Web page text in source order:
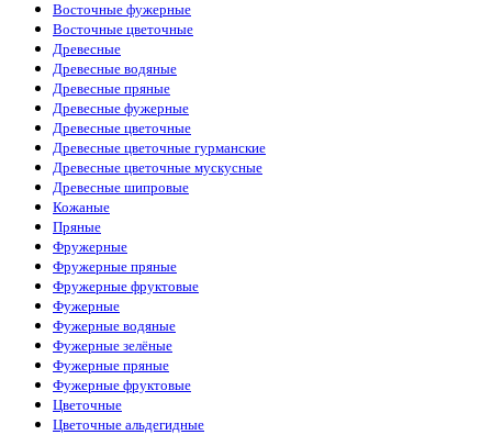
Восточные фужерные
Восточные цветочные
Древесные
Древесные водяные
Древесные пряные
Древесные фужерные
Древесные цветочные
Древесные цветочные гурманские
Древесные цветочные мускусные
Древесные шипровые
Кожаные
Пряные
Фружерные
Фружерные пряные
Фружерные фруктовые
Фужерные
Фужерные водяные
Фужерные зелёные
Фужерные пряные
Фужерные фруктовые
Цветочные
Цветочные альдегидные